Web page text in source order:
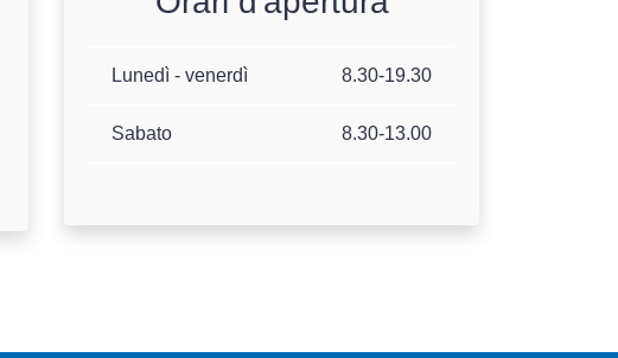
Lunedì - venerdì 8.30-19.30
Sabato 8.30-13.00